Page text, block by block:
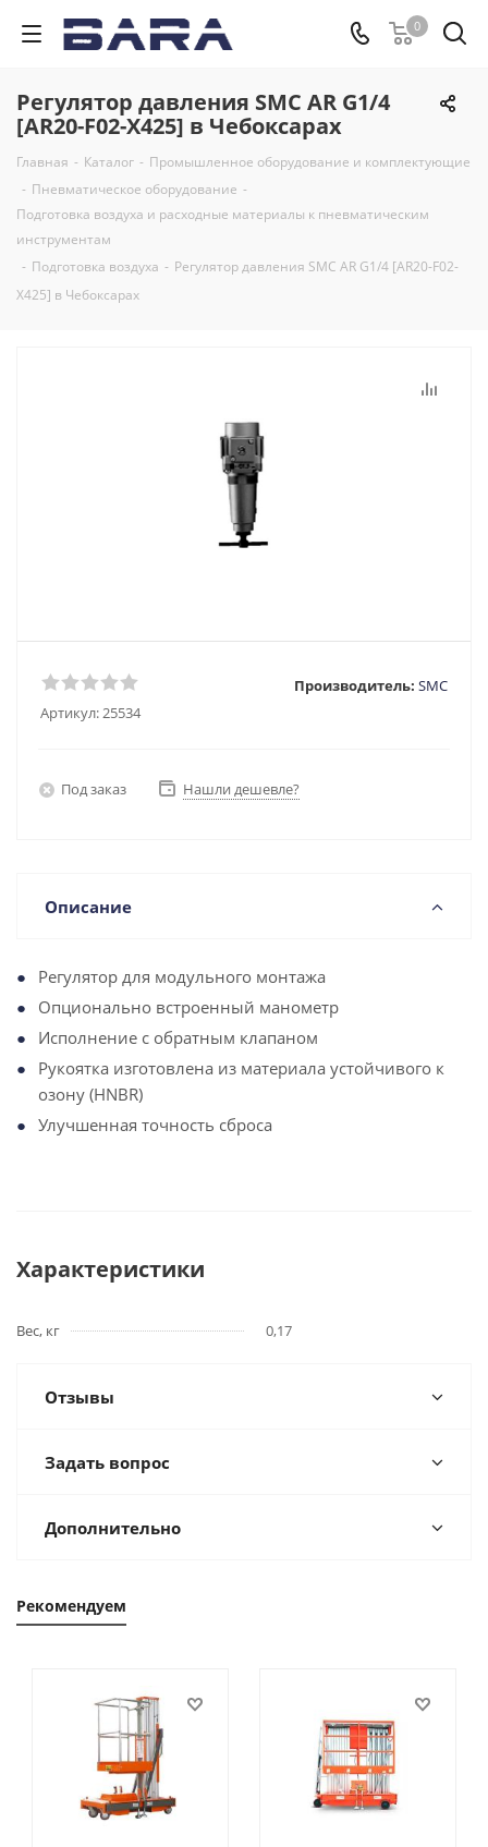
0
Регулятор давления SMC AR G1/4
[AR20-F02-X425] в Чебоксарах
Главная - Каталог - Промышленное оборудование и комплектующие
- Пневматическое оборудование -
Подготовка воздуха и расходные материалы к пневматическим
инструментам
- Подготовка воздуха - Регулятор давления SMC AR G1/4 [AR20-F02-
X425] в Чебоксарах
Артикул:25534
Производитель: SMC
Под заказ Нашли дешевле?
Описание
Регулятор для модульного монтажа
Опционально встроенный манометр
Исполнение с обратным клапаном
Рукоятка изготовлена из материала устойчивого к
озону (HNBR)
Улучшенная точность сброса
Характеристики
Вес, кг 0,17
Отзывы
Задать вопрос
Дополнительно
Рекомендуем